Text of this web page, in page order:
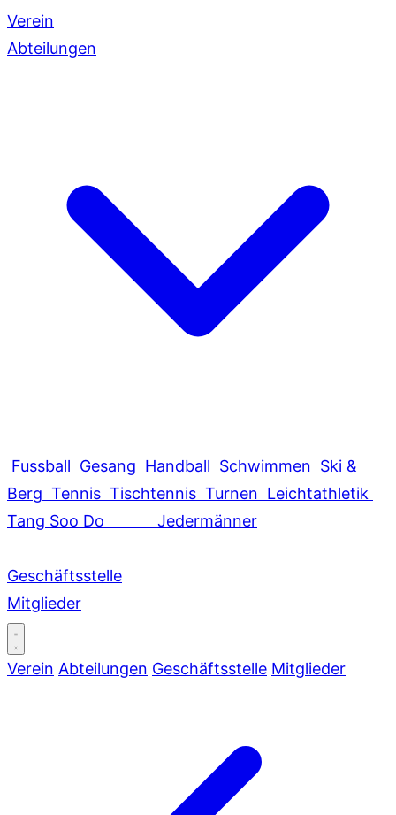
Verein
Abteilungen
Fussball Gesang Handball Schwimmen Ski &
Berg Tennis Tischtennis Turnen Leichtathletik
Tang Soo Do
Jedermänner
Geschäftsstelle
Mitglieder
Verein Abteilungen Geschäftsstelle Mitglieder